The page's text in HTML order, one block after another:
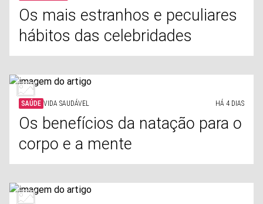
Os mais estranhos e peculiares
hábitos das celebridades
SAÚDE VIDA SAUDÁVEL HÁ 4 DIAS
Os benefícios da natação para o
corpo e a mente